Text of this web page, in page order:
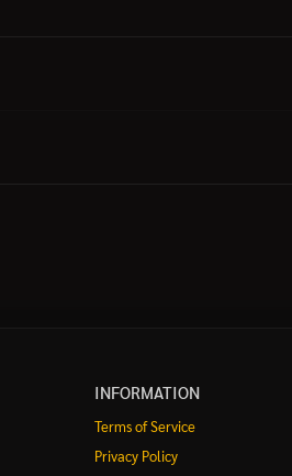
INFORMATION
Terms of Service
Privacy Policy